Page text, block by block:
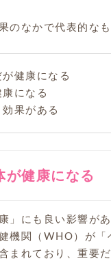
のなかで代表的な
が健康 になる
康 になる
効果がある
健康になる
」にも良い影響があ
機関（WHO）が
まれており、重要